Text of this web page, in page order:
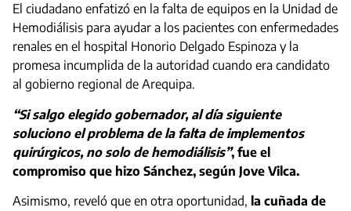
El ciudadano enfatizó en la falta de equipos en la Unidad de
Hemodiálisis para ayudar a los pacientes con enfermedades
renales en el hospital Honorio Delgado Espinoza y la
promesa incumplida de la autoridad cuando era candidato
al gobierno regional de Arequipa.
“Si salgo elegido gobernador, al día siguiente
soluciono el problema de la falta de implementos
quirúrgicos, no solo de hemodiálisis”, fue el
compromiso que hizo Sánchez, según Jove Vilca.
Asimismo, reveló que en otra oportunidad, la cuñada de